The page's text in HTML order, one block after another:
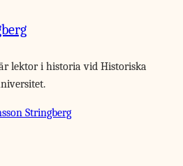
lektor i historia vid Historiska
Stringberg